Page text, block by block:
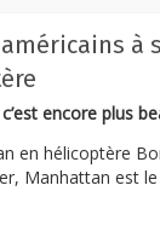
à
encore plus
en hélicoptère
Manhattan est